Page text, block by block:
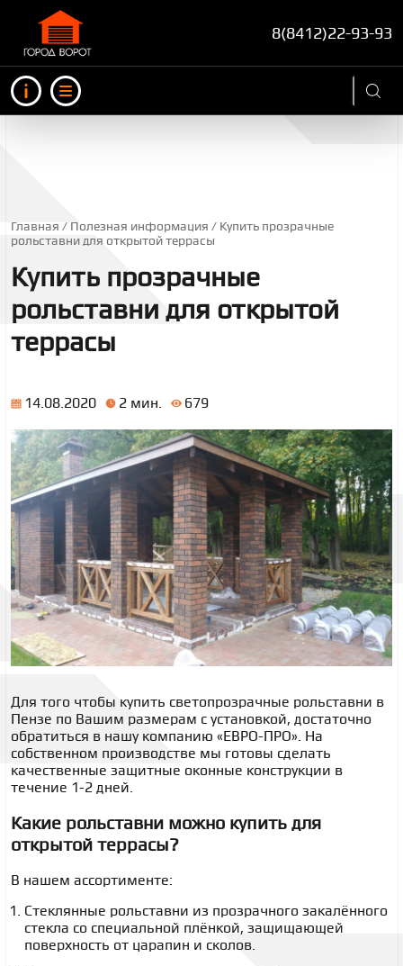
8(8412)22-93-93
ИнфоМеню
СТРОКА НАВИГАЦИИ
Главная Полезная информация
Купить прозрачные
рольставни для открытой террасы
Купить прозрачные
рольставни для открытой
террасы
14.08.2020 2 мин. 679
Для того чтобы купить светопрозрачные рольставни в
Пензе по Вашим размерам с установкой, достаточно
обратиться в нашу компанию «ЕВРО-ПРО». На
собственном производстве мы готовы сделать
качественные защитные оконные конструкции в
течение 1-2 дней.
Какие рольставни можно купить для
открытой террасы?
В нашем ассортименте:
Стеклянные рольставни из прозрачного закалённого
стекла со специальной плёнкой, защищающей
поверхность от царапин и сколов.